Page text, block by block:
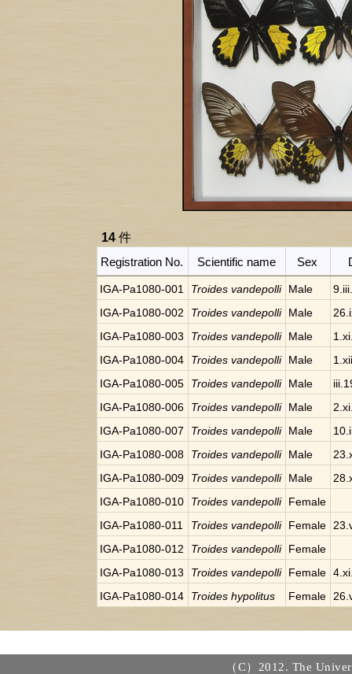
14 件
Registration No.
Scientific name Sex
IGA-Pa1080-001 Troides vandepolli Male
IGA-Pa1080-002
Troides vandepolli Male
IGA-Pa1080-003
Troides vandepolli Male
IGA-Pa1080-004
Troides vandepolli Male
IGA-Pa1080-005
Troides vandepolli Male
IGA-Pa1080-006
Troides vandepolli Male
IGA-Pa1080-007
Troides vandepolli Male
IGA-Pa1080-008
Troides vandepolli Male
IGA-Pa1080-009
Troides vandepolli Male
IGA-Pa1080-010
Troides vandepolli Female
IGA-Pa1080-011
Troides vandepolli Female
IGA-Pa1080-012
Troides vandepolli Female
IGA-Pa1080-013
Troides vandepolli Female
IGA-Pa1080-014
Troides hypolitus Female
（C）2012. The